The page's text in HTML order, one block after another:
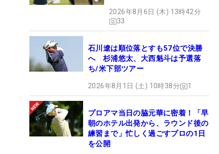
2026年8月6日 (木) 13時42分
33
石川遼は順位落とすも57位で決勝
へ 杉浦悠太、大西魁斗は予選落
ち/米下部ツアー
2026年8月1日 (土) 10時38分 1
プロアマ当日の脇元華に密着！「早
朝のホテル出発から、ラウンド後の
練習まで」忙しく過ごすプロの1日
を公開